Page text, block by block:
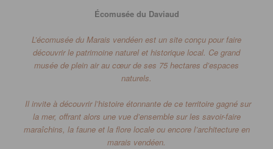
Écomusée du Daviaud
L’écomusée du Marais vendéen est un site conçu pour faire
découvrir le patrimoine naturel et historique local. Ce grand
musée de plein air au cœur de ses 75 hectares d’espaces
naturels.
Il invite à découvrir l’histoire étonnante de ce territoire gagné sur
la mer, offrant alors une vue d’ensemble sur les savoir-faire
maraîchins, la faune et la flore locale ou encore l’architecture en
marais vendéen.